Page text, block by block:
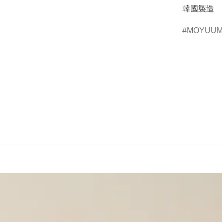
韓國製造